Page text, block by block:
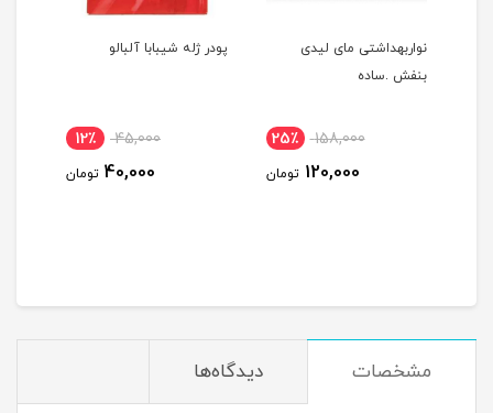
نواربهداشتی مای لیدی
بنفش .ساده
158,000 25٪
120,000 تومان
پودر ژله شیبابا آلبالو
45,000 12٪
40,000 تومان
مشخصات دیدگاه‌ها